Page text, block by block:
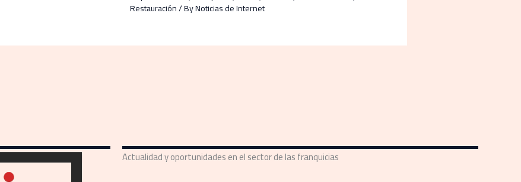
Restauración/ ByNoticias de Internet
Actualidad y oportunidades en el sector de las franquicias